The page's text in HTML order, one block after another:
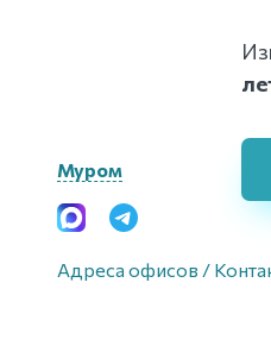
Муром
Адреса офисов /